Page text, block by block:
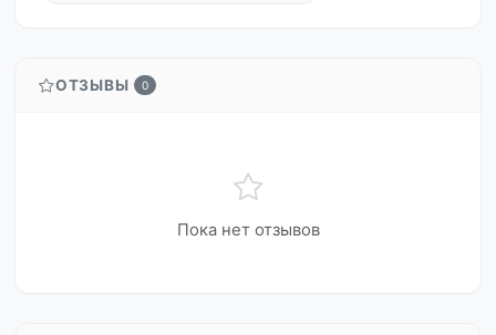
ОТЗЫВЫ 0
Пока нет отзывов